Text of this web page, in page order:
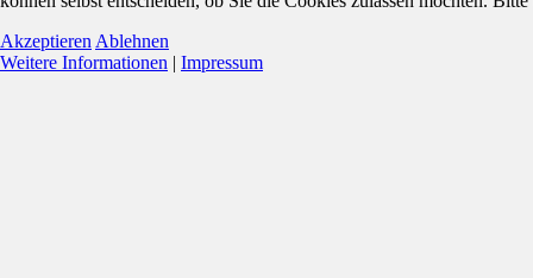
Akzeptieren Ablehnen
Weitere Informationen | Impressum